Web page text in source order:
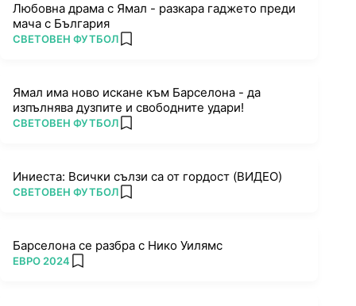
Любовна драма с Ямал - разкара гаджето преди
мача с България
ПОВЕЧЕ ОТ
СВЕТОВЕН ФУТБОЛ add favorites
Ямал има ново искане към Барселона - да
изпълнява дузпите и свободните удари!
ПОВЕЧЕ ОТ
СВЕТОВЕН ФУТБОЛ add favorites
Иниеста: Всички сълзи са от гордост (ВИДЕО)
ПОВЕЧЕ ОТ
СВЕТОВЕН ФУТБОЛ add favorites
Барселона се разбра с Нико Уилямс
ПОВЕЧЕ ОТ
ЕВРО 2024 add favorites